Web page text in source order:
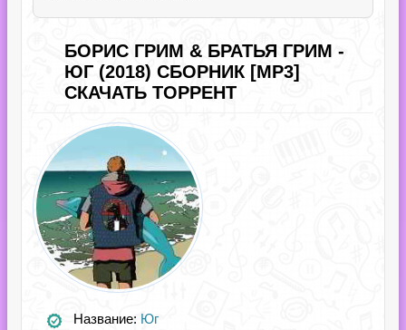
БОРИС ГРИМ & БРАТЬЯ ГРИМ -
ЮГ (2018) СБОРНИК [MP3]
СКАЧАТЬ ТОРРЕНТ
Название: Юг